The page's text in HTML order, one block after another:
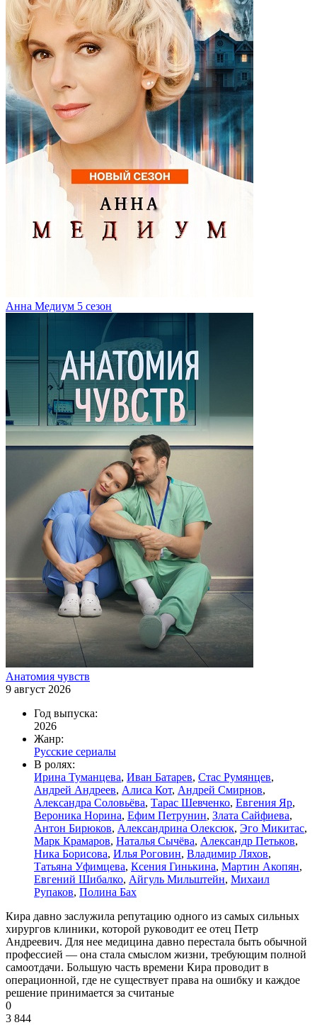
Анна Медиум 5 сезон
Анатомия чувств
9 август 2026
Год выпуска:
2026
Жанр:
Русские сериалы
В ролях:
Ирина Туманцева, Иван Батарев, Стас Румянцев,
Андрей Андреев, Алиса Кот, Андрей Смирнов,
Александра Соловьёва, Тарас Шевченко, Евгения Яр,
Вероника Норина, Ефим Петрунин, Злата Сайфиева,
Антон Бирюков, Александрина Олексюк, Эго Микитас,
Марк Крамаров, Наталья Сычёва, Александр Петьков,
Ника Борисова, Илья Роговин, Владимир Ляхов,
Татьяна Уфимцева, Ксения Гинькина, Мартин Акопян,
Евгений Шибалко, Айгуль Мильштейн, Михаил
Рупаков, Полина Бах
Кира давно заслужила репутацию одного из самых сильных
хирургов клиники, которой руководит ее отец Петр
Андреевич. Для нее медицина давно перестала быть обычной
профессией — она стала смыслом жизни, требующим полной
самоотдачи. Большую часть времени Кира проводит в
операционной, где не существует права на ошибку и каждое
решение принимается за считаные
0
3 844